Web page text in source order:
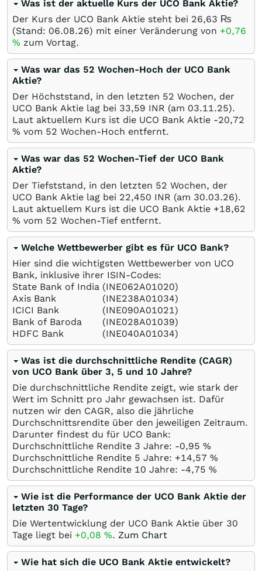
Was ist der aktuelle Kurs der UCO Bank Aktie?
Der Kurs der UCO Bank Aktie steht bei 26,63 ₨
(Stand: 06.08.26) mit einer Veränderung von +0,76
% zum Vortag.
Was war das 52 Wochen-Hoch der UCO Bank
Aktie?
Der Höchststand, in den letzten 52 Wochen, der
UCO Bank Aktie lag bei 33,59 INR (am 03.11.25).
Laut aktuellem Kurs ist die UCO Bank Aktie -20,72
% vom 52 Wochen-Hoch entfernt.
Was war das 52 Wochen-Tief der UCO Bank
Aktie?
Der Tiefststand, in den letzten 52 Wochen, der
UCO Bank Aktie lag bei 22,450 INR (am 30.03.26).
Laut aktuellem Kurs ist die UCO Bank Aktie +18,62
% vom 52 Wochen-Tief entfernt.
Welche Wettbewerber gibt es für UCO Bank?
Hier sind die wichtigsten Wettbewerber von UCO
Bank, inklusive ihrer ISIN-Codes:
State Bank of India (INE062A01020)
Axis Bank
(INE238A01034)
ICICI Bank
(INE090A01021)
Bank of Baroda
(INE028A01039)
HDFC Bank
(INE040A01034)
Was ist die durchschnittliche Rendite (CAGR)
von UCO Bank über 3, 5 und 10 Jahre?
Die durchschnittliche Rendite zeigt, wie stark der
Wert im Schnitt pro Jahr gewachsen ist. Dafür
nutzen wir den CAGR, also die jährliche
Durchschnittsrendite über den jeweiligen Zeitraum.
Darunter findest du für UCO Bank:
Durchschnittliche Rendite 3 Jahre: -0,95 %
Durchschnittliche Rendite 5 Jahre: +14,57 %
Durchschnittliche Rendite 10 Jahre: -4,75 %
Wie ist die Performance der UCO Bank Aktie der
letzten 30 Tage?
Die Wertentwicklung der UCO Bank Aktie über 30
Tage liegt bei +0,08 %. Zum Chart
Wie hat sich die UCO Bank Aktie entwickelt?